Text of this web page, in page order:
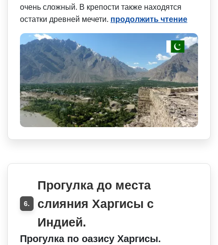
очень сложный. В крепости также находятся
остатки древней мечети. продолжить чтение
6.
Прогулка до места
слияния Харгисы с
Индией.
Прогулка по оазису Харгисы.